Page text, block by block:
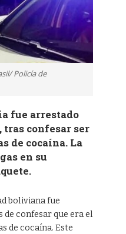
Policía de
fue arrestado
tras confesar ser
de cocaína. La
en su
boliviana fue
de confesar que era el
de cocaína. Este